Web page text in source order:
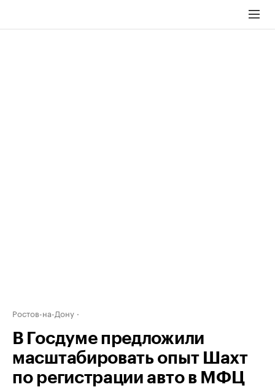
Ростов-на-Дону
В Госдуме предложили
масштабировать опыт Шахт
по регистрации авто в МФЦ